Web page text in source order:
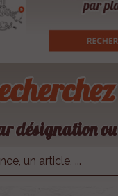
désignation ou